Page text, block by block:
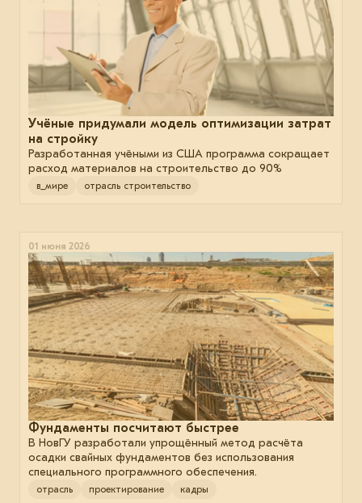
Учёные придумали модель оптимизации затрат
на стройку
Разработанная учёными из США программа сокращает
расход материалов на строительство до 90%
в_мире отрасль строительство
01 июня 2026
Фундаменты посчитают быстрее
В НовГУ разработали упрощённый метод расчёта
осадки свайных фундаментов без использования
специального программного обеспечения.
отрасль проектирование кадры